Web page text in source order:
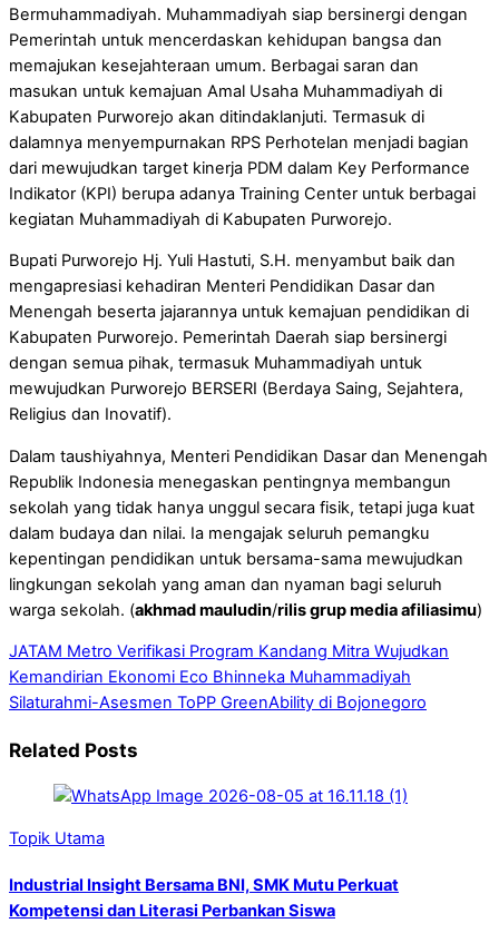
Bermuhammadiyah. Muhammadiyah siap bersinergi dengan
Pemerintah untuk mencerdaskan kehidupan bangsa dan
memajukan kesejahteraan umum. Berbagai saran dan
masukan untuk kemajuan Amal Usaha Muhammadiyah di
Kabupaten Purworejo akan ditindaklanjuti. Termasuk di
dalamnya menyempurnakan RPS Perhotelan menjadi bagian
dari mewujudkan target kinerja PDM dalam Key Performance
Indikator (KPI) berupa adanya Training Center untuk berbagai
kegiatan Muhammadiyah di Kabupaten Purworejo.
Bupati Purworejo Hj. Yuli Hastuti, S.H. menyambut baik dan
mengapresiasi kehadiran Menteri Pendidikan Dasar dan
Menengah beserta jajarannya untuk kemajuan pendidikan di
Kabupaten Purworejo. Pemerintah Daerah siap bersinergi
dengan semua pihak, termasuk Muhammadiyah untuk
mewujudkan Purworejo BERSERI (Berdaya Saing, Sejahtera,
Religius dan Inovatif).
Dalam taushiyahnya, Menteri Pendidikan Dasar dan Menengah
Republik Indonesia menegaskan pentingnya membangun
sekolah yang tidak hanya unggul secara fisik, tetapi juga kuat
dalam budaya dan nilai. Ia mengajak seluruh pemangku
kepentingan pendidikan untuk bersama-sama mewujudkan
lingkungan sekolah yang aman dan nyaman bagi seluruh
warga sekolah. (akhmad mauludin/rilis grup media afiliasimu)
JATAM Metro Verifikasi Program Kandang Mitra Wujudkan
Kemandirian Ekonomi Eco Bhinneka Muhammadiyah
Silaturahmi-Asesmen ToPP GreenAbility di Bojonegoro
Related Posts
Topik Utama
Industrial Insight Bersama BNI, SMK Mutu Perkuat
Kompetensi dan Literasi Perbankan Siswa